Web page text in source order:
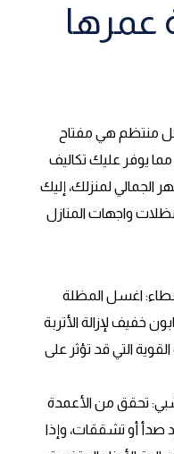
عمرها
منتظم هي مفتاح
يوفر عليك تكاليف
الجمالي لمنزلك، إليك
واجهات المنازل
اغسل المظلة
خفيف لإزالة الأتربة
القوية التي قد تؤثر على
تحقق من الأعمدة
صدأ أو تشققات، وإذا